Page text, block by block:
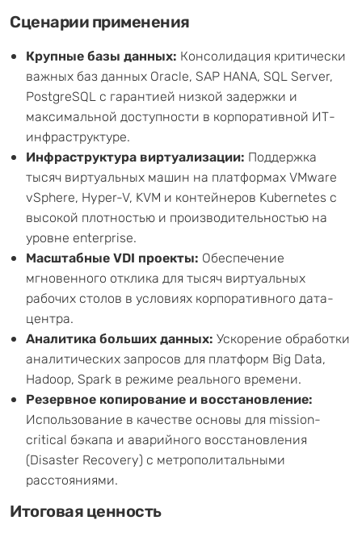
Сценарии применения
Крупные базы данных: Консолидация критически
важных баз данных Oracle, SAP HANA, SQL Server,
PostgreSQL с гарантией низкой задержки и
максимальной доступности в корпоративной ИТ-
инфраструктуре.
Инфраструктура виртуализации: Поддержка
тысяч виртуальных машин на платформах VMware
vSphere, Hyper-V, KVM и контейнеров Kubernetes с
высокой плотностью и производительностью на
уровне enterprise.
Масштабные VDI проекты: Обеспечение
мгновенного отклика для тысяч виртуальных
рабочих столов в условиях корпоративного дата-
центра.
Аналитика больших данных: Ускорение обработки
аналитических запросов для платформ Big Data,
Hadoop, Spark в режиме реального времени.
Резервное копирование и восстановление:
Использование в качестве основы для mission-
critical бэкапа и аварийного восстановления
(Disaster Recovery) с метрополитальными
расстояниями.
Итоговая ценность